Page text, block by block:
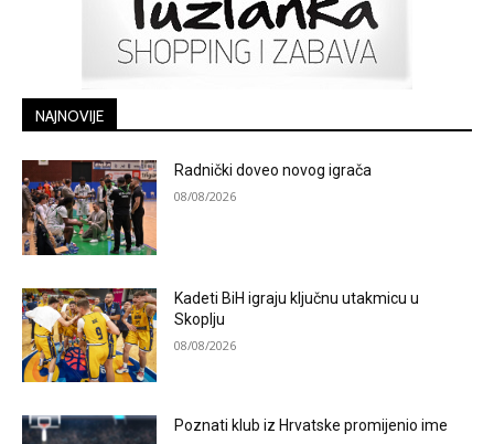
NAJNOVIJE
Radnički doveo novog igrača
08/08/2026
Kadeti BiH igraju ključnu utakmicu u
Skoplju
08/08/2026
Poznati klub iz Hrvatske promijenio ime